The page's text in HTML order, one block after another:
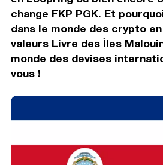
change FKP PGK. Et
dans le monde des crypto
valeurs Livre des Îles
monde des devises
vous !